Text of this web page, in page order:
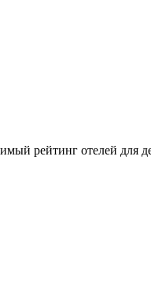
рейтинг отелей